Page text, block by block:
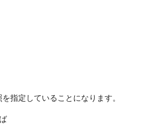
指定していることになります。